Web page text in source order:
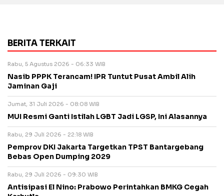
BERITA TERKAIT
Rabu, 5 Agustus 2026 - 06:33 WIB
Nasib PPPK Terancam! IPR Tuntut Pusat Ambil Alih
Jaminan Gaji
Jumat, 31 Juli 2026 - 08:08 WIB
MUI Resmi Ganti Istilah LGBT Jadi LGSP, Ini Alasannya
Rabu, 29 Juli 2026 - 22:18 WIB
Pemprov DKI Jakarta Targetkan TPST Bantargebang
Bebas Open Dumping 2029
Rabu, 29 Juli 2026 - 09:30 WIB
Antisipasi El Nino: Prabowo Perintahkan BMKG Cegah